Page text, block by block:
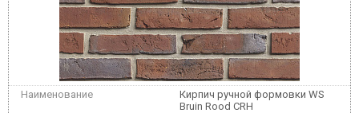
Кирпич ручной формовки WS
Bruin Rood CRH